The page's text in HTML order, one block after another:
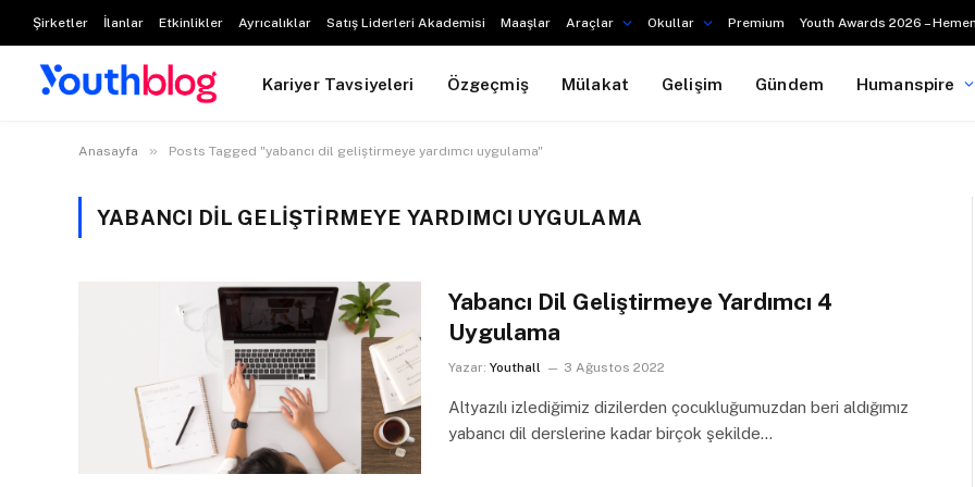
Şirketler İlanlar Etkinlikler Ayrıcalıklar Satış Liderleri Akademisi Maaşlar Araçlar Okullar Premium Youth Awards 2026 –
Kariyer Tavsiyeleri Özgeçmiş Mülakat Gelişim Gündem Humanspire
Anasayfa » Posts Tagged "yabancı dil geliştirmeye yardımcı uygulama"
YABANCI DIL GELIŞTIRMEYE YARDIMCI UYGULAMA
Yabancı Dil Geliştirmeye Yardımcı 4
Uygulama
Yazar: Youthall 3 Ağustos 2022
Altyazılı izlediğimiz dizilerden çocukluğumuzdan beri aldığımız
yabancı dil derslerine kadar birçok şekilde…